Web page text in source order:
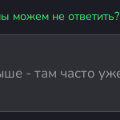
можем не ответить?